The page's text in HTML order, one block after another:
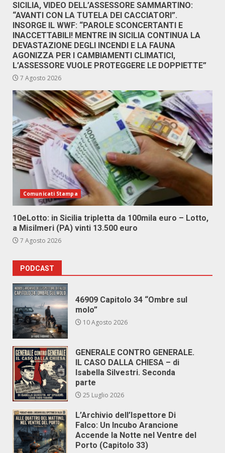
SICILIA, VIDEO DELL’ASSESSORE SAMMARTINO:
“AVANTI CON LA TUTELA DEI CACCIATORI”.
INSORGE IL WWF: “PAROLE SCONCERTANTI E
INACCETTABILI! MENTRE IN SICILIA CONTINUA LA
DEVASTAZIONE DEGLI INCENDI E LA FAUNA
AGONIZZA PER I CAMBIAMENTI CLIMATICI,
L’ASSESSORE VUOLE PROTEGGERE LE DOPPIETTE”
7 Agosto 2026
Comunicati Stampa
10eLotto: in Sicilia tripletta da 100mila euro – Lotto,
a Misilmeri (PA) vinti 13.500 euro
7 Agosto 2026
PODCAST
46909 Capitolo 34 “Ombre sul
molo”
10 Agosto 2026
GENERALE CONTRO GENERALE.
IL CASO DALLA CHIESA – di
Isabella Silvestri. Seconda
parte
25 Luglio 2026
L’Archivio dell’Ispettore Di
Falco: Un Incubo Arancione
Accende la Notte nel Ventre del
Porto (Capitolo 33)